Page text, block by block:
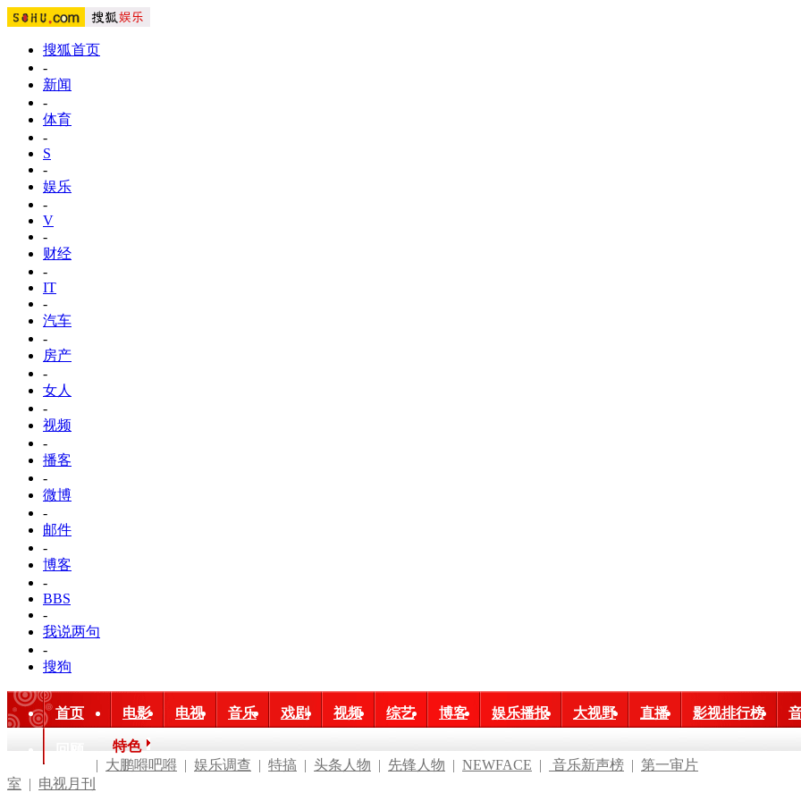
搜狐首页
-
新闻
-
体育
-
S
-
娱乐
-
V
-
财经
-
IT
-
汽车
-
房产
-
女人
-
视频
-
播客
-
微博
-
邮件
-
博客
-
BBS
-
我说两句
-
搜狗
首页 电影 电视 音乐 戏剧 视频 综艺 博客 娱乐播报 大视野 直播 影视排行榜
特色
| 大鹏嘚吧嘚 | 娱乐调查 | 特搞 | 头条人物 | 先锋人物 | NEWFACE | 音乐新声榜 | 第一审片
室 | 电视月刊